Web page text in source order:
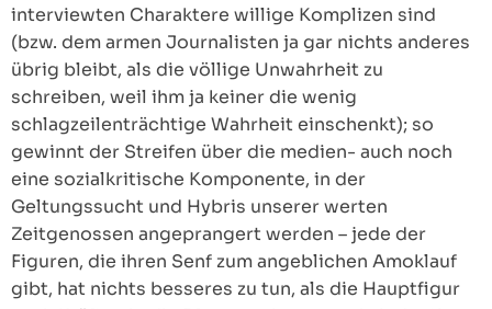
interviewten Charaktere willige Komplizen sind
(bzw. dem armen Journalisten ja gar nichts anderes
übrig bleibt, als die völlige Unwahrheit zu
schreiben, weil ihm ja keiner die wenig
schlagzeilenträchtige Wahrheit einschenkt); so
gewinnt der Streifen über die medien- auch noch
eine sozialkritische Komponente, in der
Geltungssucht und Hybris unserer werten
Zeitgenossen angeprangert werden – jede der
Figuren, die ihren Senf zum angeblichen Amoklauf
gibt, hat nichts besseres zu tun, als die Hauptfigur